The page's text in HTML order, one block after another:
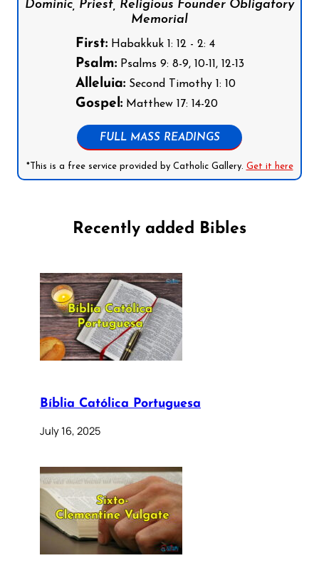
Dominic, Priest, Religious Founder Obligatory
Memorial
First:Habakkuk 1: 12 - 2: 4
Psalm:Psalms 9: 8-9, 10-11, 12-13
Alleluia:Second Timothy 1: 10
Gospel:Matthew 17: 14-20
FULL MASS READINGS
*This is a free service provided by Catholic Gallery. Get it here
Recently added Bibles
Bíblia Católica Portuguesa
July 16, 2025